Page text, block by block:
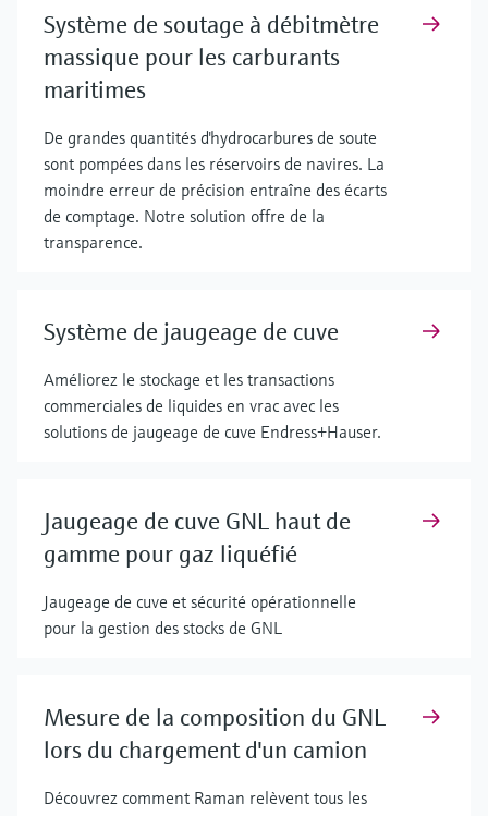
Système de soutage à débitmètre
massique pour les carburants
maritimes
De grandes quantités d'hydrocarbures de soute
sont pompées dans les réservoirs de navires. La
moindre erreur de précision entraîne des écarts
de comptage. Notre solution offre de la
transparence.
Système de jaugeage de cuve
Améliorez le stockage et les transactions
commerciales de liquides en vrac avec les
solutions de jaugeage de cuve Endress+Hauser.
Jaugeage de cuve GNL haut de
gamme pour gaz liquéfié
Jaugeage de cuve et sécurité opérationnelle
pour la gestion des stocks de GNL
Mesure de la composition du GNL
lors du chargement d'un camion
Découvrez comment Raman relèvent tous les